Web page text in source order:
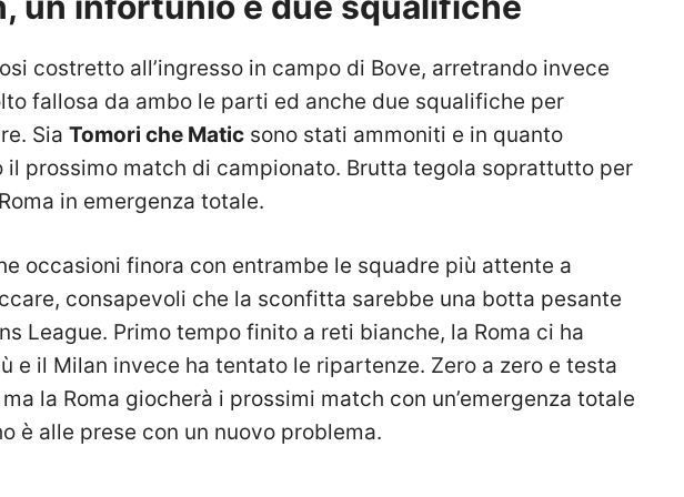
costretto all’ingresso in campo di Bove, arretrando invece
fallosa da ambo le parti ed anche due squalifiche per
Sia Tomori che Matic sono stati ammoniti e in quanto
prossimo match di campionato. Brutta tegola soprattutto per
in emergenza totale.
occasioni finora con entrambe le squadre più attente a
consapevoli che la sconfitta sarebbe una botta pesante
League. Primo tempo finito a reti bianche, la Roma ci ha
e il Milan invece ha tentato le ripartenze. Zero a zero e testa
la Roma giocherà i prossimi match con un’emergenza totale
è alle prese con un nuovo problema.